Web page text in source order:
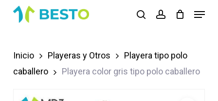
Skip
content
searchaccount
Menu
Inicio Playeras y Otros
Playera tipo polo
caballero
Playera color gris tipo polo caballero